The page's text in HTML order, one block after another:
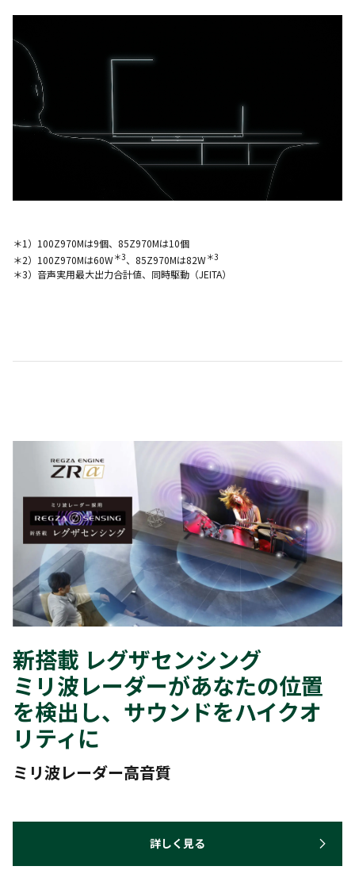
＊1）100Z970Mは9個、85Z970Mは10個
＊2）100Z970Mは60W＊3、85Z970Mは82W＊3
＊3）音声実用最大出力合計値、同時駆動（JEITA）
新搭載 レグザセンシング
ミリ波レーダーがあなたの位置
を検出し、サウンドをハイクオ
リティに
ミリ波レーダー高音質
詳しく見る